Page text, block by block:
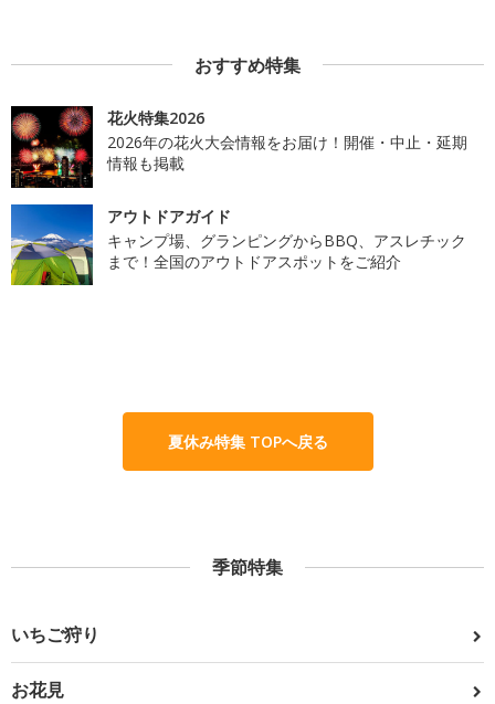
おすすめ特集
花火特集2026
2026年の花火大会情報をお届け！開催・中止・延期
情報も掲載
アウトドアガイド
キャンプ場、グランピングからBBQ、アスレチック
まで！全国のアウトドアスポットをご紹介
夏休み特集 TOPへ戻る
季節特集
いちご狩り
お花見